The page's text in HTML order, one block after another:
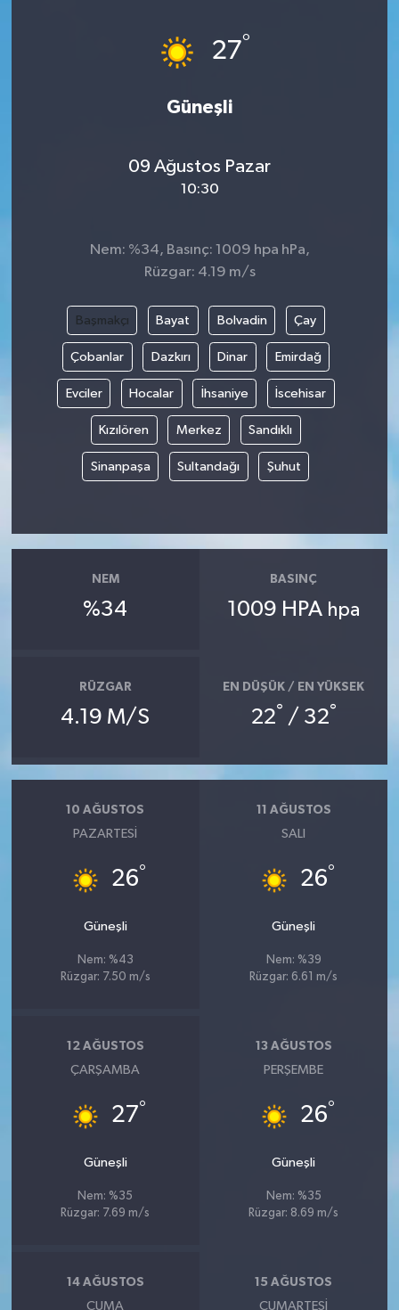
27°
Güneşli
09 Ağustos Pazar
10:30
Nem: %34, Basınç: 1009 hpa hPa,
Rüzgar: 4.19 m/s
Başmakçı Bayat Bolvadin Çay
Çobanlar Dazkırı Dinar Emirdağ
Evciler Hocalar İhsaniye İscehisar
Kızılören Merkez Sandıklı
Sinanpaşa Sultandağı Şuhut
NEM
%34
BASINÇ
1009 HPA hpa
RÜZGAR
4.19 M/S
EN DÜŞÜK / EN YÜKSEK
22° / 32°
10 AĞUSTOS
PAZARTESI
26°
Güneşli
Nem: %43
Rüzgar: 7.50 m/s
11 AĞUSTOS
SALI
26°
Güneşli
Nem: %39
Rüzgar: 6.61 m/s
12 AĞUSTOS
ÇARŞAMBA
27°
Güneşli
Nem: %35
Rüzgar: 7.69 m/s
13 AĞUSTOS
PERŞEMBE
26°
Güneşli
Nem: %35
Rüzgar: 8.69 m/s
14 AĞUSTOS
CUMA
15 AĞUSTOS
CUMARTESI
YAZARLAR
RESMİ İLAN
MAGAZİN